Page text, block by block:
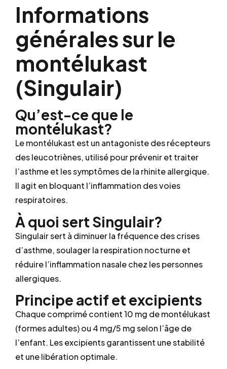
Informations
générales sur le
montélukast
(Singulair)
Qu’est-ce que le
montélukast?
Le montélukast est un antagoniste des récepteurs
des leucotriènes, utilisé pour prévenir et traiter
l’asthme et les symptômes de la rhinite allergique.
Il agit en bloquant l’inflammation des voies
respiratoires.
À quoi sert Singulair?
Singulair sert à diminuer la fréquence des crises
d’asthme, soulager la respiration nocturne et
réduire l’inflammation nasale chez les personnes
allergiques.
Principe actif et excipients
Chaque comprimé contient 10 mg de montélukast
(formes adultes) ou 4 mg/5 mg selon l’âge de
l’enfant. Les excipients garantissent une stabilité
et une libération optimale.